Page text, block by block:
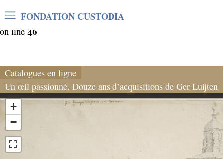
Warning: Undefined array key "var_mode" in
/home/clients/06cf3fb6db0bf3383064f508e4e3b220/
on line 46
FONDATION CUSTODIA
Catalogues en ligne
Un œil passionné. Douze ans d’acquisitions de Ger Luijten
+
−